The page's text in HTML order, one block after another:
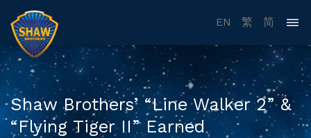
EN 繁 简
Shaw Brothers’ “Line Walker 2” &
“Flying Tiger II” Earned